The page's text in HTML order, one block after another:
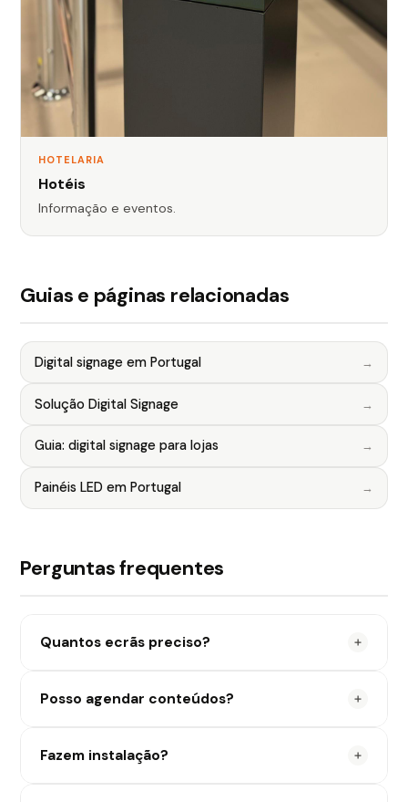
HOTELARIA
Hotéis
Informação e eventos.
Guias e páginas relacionadas
Digital signage em Portugal
Solução Digital Signage
Guia: digital signage para lojas
Painéis LED em Portugal
Perguntas frequentes
Quantos ecrãs preciso?
diagnóstico inicial.
Posso agendar conteúdos?
grupo.
Fazem instalação?